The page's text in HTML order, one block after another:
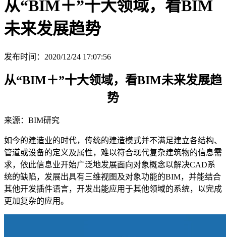
从“BIM＋”十大领域，看BIM
未来发展趋势
发布时间：2020/12/24 17:07:56
从“BIM＋”十大领域，看BIM未来发展趋
势
来源： BIM研究
如今的建造业的时代，传统的建造模式并不满足建立各结构、
管道或设备的定义及属性，难以符合现代复杂建筑物的信息需
求，依此信息业开始广泛地发展面向对象概念以解决CAD系
统的缺陷，发展出具有三维视图及对象功能的BIM，并能结合
其他开发插件语言，开发出能应用于其他领域的系统，以完成
更加复杂的应用。